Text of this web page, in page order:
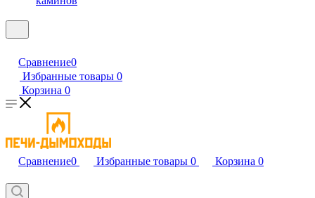
Сравнение0
Избранные товары 0
Корзина 0
Сравнение0 Избранные товары 0 Корзина 0